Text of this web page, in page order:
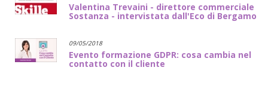
Valentina Trevaini - direttore commerciale
Sostanza - intervistata dall'Eco di Bergamo
09/05/2018
Evento formazione GDPR: cosa cambia nel
contatto con il cliente